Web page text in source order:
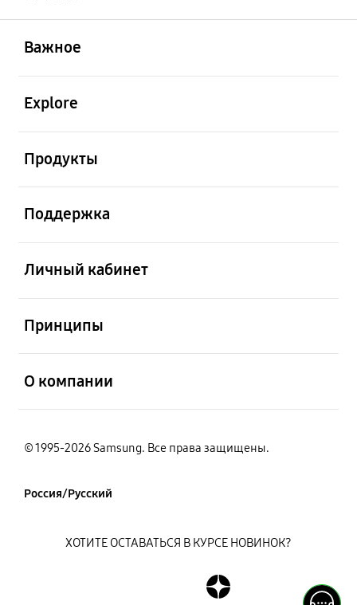
Важное
Explore
Продукты
Поддержка
Личный кабинет
Принципы
О компании
© 1995-2026 Samsung. Все права защищены.
Россия/Русский
ХОТИТЕ ОСТАВАТЬСЯ В КУРСЕ НОВИНОК?